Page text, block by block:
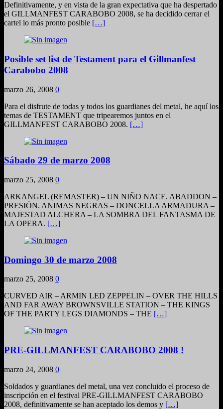
Definitivamente, y en vista de la gran expectativa que ha despertado
el GILLMANFEST CARABOBO 2008, se ha decidido cerrar el
cartel lo más pronto posible […]
Posible set list de Testament para el Gillmanfest
Carabobo 2008
marzo 26, 2008 0
Para el disfrute de todas y todos los guardianes del metal, he aquí los
temas de TESTAMENT que tripearemos juntos en el
GILLMANFEST CARABOBO 2008. […]
Sábado 29 de marzo 2008
marzo 25, 2008 0
ARKANGEL (REMASTER) – UN NIÑO NACE. ABADDON –
PRESIÓN. ANIMAS NEGRAS – DONCELLA ARMADURA –
MAJESTAD ALCHERA – LA SOMBRA DEL FANTASMA DE
LA OPERA. […]
Domingo 30 de marzo 2008
marzo 25, 2008 0
CURVED AIR – ARMIN LED ZEPPELIN – OVER THE HILLS
AND FAR AWAY BROWNSVILLE STATION – THE KINGS
OF THE PARTY LEGS DIAMONDS – THE […]
PRE-GILLMANFEST CARABOBO 2008 !
marzo 24, 2008 0
Soldados y guardianes del metal, una vez concluido el proceso de
inscripción en el festival PRE-GILLMANFEST CARABOBO
2008, definitivamente se han aceptado los demos y […]